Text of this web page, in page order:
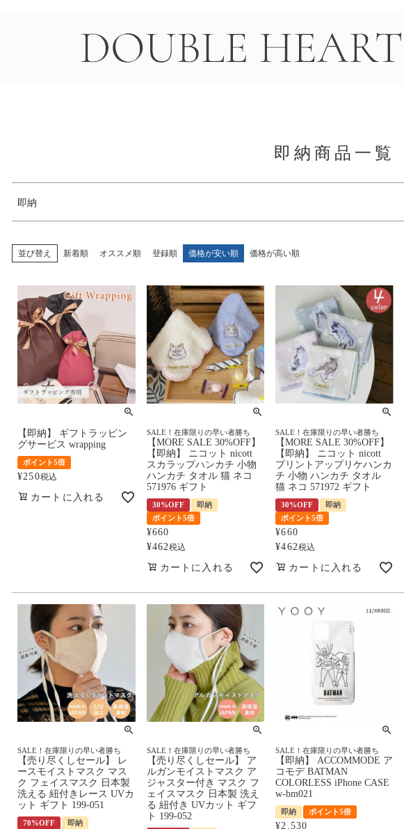
即納商品一覧
即納
予約販売
即納 リピート
並び順
新着順
並び替え 新着順 オススメ順 登録順 価格が安い順 価格が高い順
【即納】 ギフトラッピン
グサービス wrapping
ポイント5倍
¥250税込
カートに入れる
SALE！在庫限りの早い者勝ち
【MORE SALE 30%OFF】
【即納】 ニコット nicott
スカラップハンカチ 小物
ハンカチ タオル 猫 ネコ
571976 ギフト
30%OFF
即納
ポイント5倍
¥660
¥462税込
カートに入れる
SALE！在庫限りの早い者勝ち
【MORE SALE 30%OFF】
【即納】 ニコット nicott
プリントアップリケハンカ
チ 小物 ハンカチ タオル
猫 ネコ 571972 ギフト
30%OFF
即納
ポイント5倍
¥660
¥462税込
カートに入れる
SALE！在庫限りの早い者勝ち
【売り尽くしセール】 レ
ースモイストマスク マス
ク フェイスマスク 日本製
洗える 紐付きレース UVカ
ット ギフト 199-051
70%OFF 即納
SALE！在庫限りの早い者勝ち
【売り尽くしセール】 ア
ルガンモイストマスク ア
ジャスター付き マスク フ
ェイスマスク 日本製 洗え
る 紐付き UVカット ギフ
ト 199-052
SALE！在庫限りの早い者勝ち
【即納】 ACCOMMODE ア
コモデ BATMAN
COLORLESS iPhone CASE
w-bm021
即納 ポイント5倍
¥2,530